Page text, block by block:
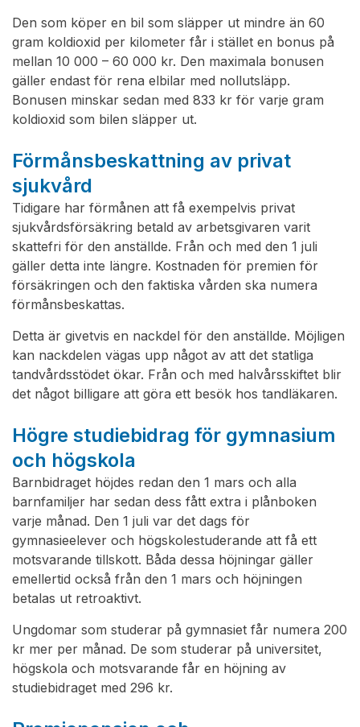
Den som köper en bil som släpper ut mindre än 60
gram koldioxid per kilometer får i stället en bonus på
mellan 10 000 – 60 000 kr. Den maximala bonusen
gäller endast för rena elbilar med nollutsläpp.
Bonusen minskar sedan med 833 kr för varje gram
koldioxid som bilen släpper ut.
Förmånsbeskattning av privat
sjukvård
Tidigare har förmånen att få exempelvis privat
sjukvårdsförsäkring betald av arbetsgivaren varit
skattefri för den anställde. Från och med den 1 juli
gäller detta inte längre. Kostnaden för premien för
försäkringen och den faktiska vården ska numera
förmånsbeskattas.
Detta är givetvis en nackdel för den anställde. Möjligen
kan nackdelen vägas upp något av att det statliga
tandvårdsstödet ökar. Från och med halvårsskiftet blir
det något billigare att göra ett besök hos tandläkaren.
Högre studiebidrag för gymnasium
och högskola
Barnbidraget höjdes redan den 1 mars och alla
barnfamiljer har sedan dess fått extra i plånboken
varje månad. Den 1 juli var det dags för
gymnasieelever och högskolestuderande att få ett
motsvarande tillskott. Båda dessa höjningar gäller
emellertid också från den 1 mars och höjningen
betalas ut retroaktivt.
Ungdomar som studerar på gymnasiet får numera 200
kr mer per månad. De som studerar på universitet,
högskola och motsvarande får en höjning av
studiebidraget med 296 kr.